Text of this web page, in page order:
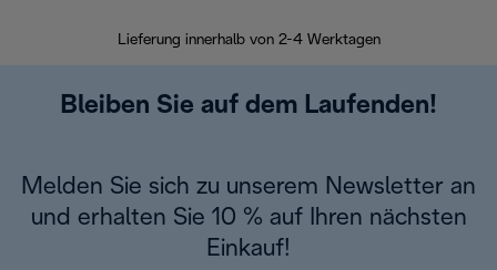
Lieferung innerhalb von 2-4 Werktagen
Bleiben Sie auf dem Laufenden!
Melden Sie sich zu unserem Newsletter an
und erhalten Sie 10 % auf Ihren nächsten
Einkauf!